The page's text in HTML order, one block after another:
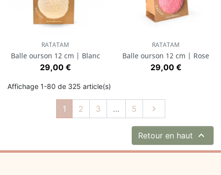
RATATAM
Balle ourson 12 cm | Blanc
Prix
29,00 €
RATATAM
Balle ourson 12 cm | Rose
Prix
29,00 €
Affichage 1-80 de 325 article(s)
1 2 3 … 5 Suivant

Retour en haut 